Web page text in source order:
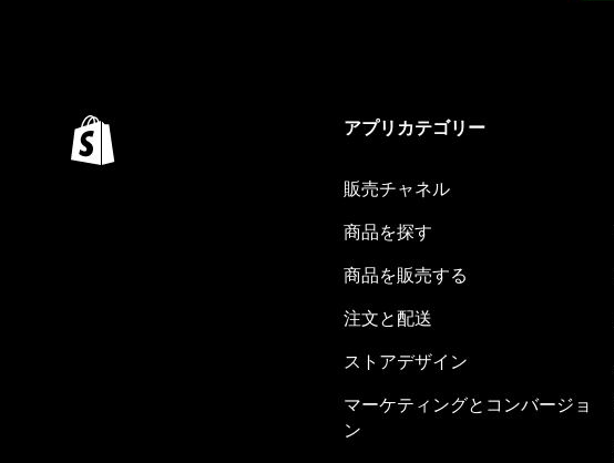
アプリカテゴリー
販売チャネル
商品を探す
商品を販売する
注文と配送
ストアデザイン
マーケティングとコンバージョ
ン